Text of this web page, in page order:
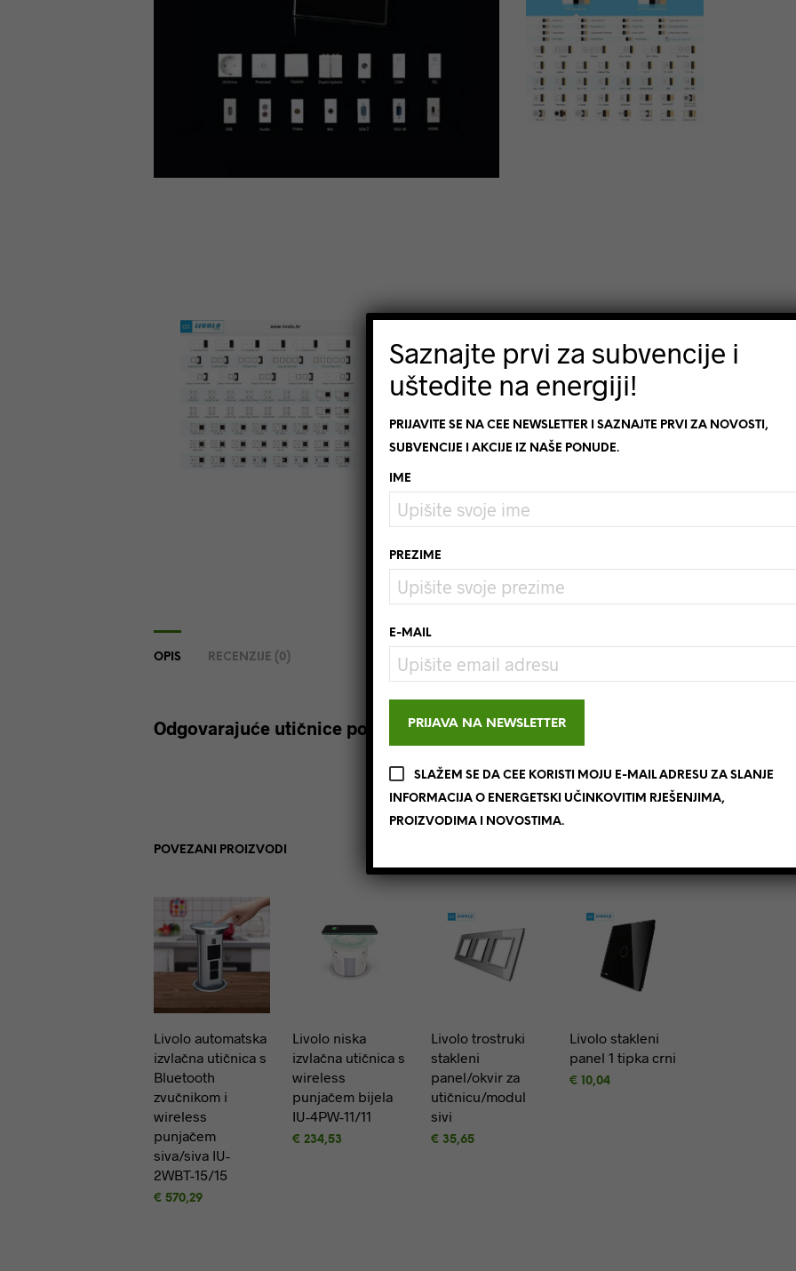
OPIS RECENZIJE (0)
Odgovarajuće utičnice potražite nalinku.
POVEZANI PROIZVODI
Livolo automatska
izvlačna utičnica s
Bluetooth
zvučnikom i
wireless
punjačem
siva/siva IU-
2WBT-15/15
€ 570,29
Livolo niska
izvlačna utičnica s
wireless
punjačem bijela
IU-4PW-11/11
€ 234,53
Livolo trostruki
stakleni
panel/okvir za
utičnicu/modul
sivi
€ 35,65
Livolo stakleni
panel 1 tipka crni
€ 10,04
Saznajte prvi za subvencije i
uštedite na energiji!
PRIJAVITE SE NA CEE NEWSLETTER I SAZNAJTE PRVI ZA NOVOSTI,
SUBVENCIJE I AKCIJE IZ NAŠE PONUDE.
IME
PREZIME
E-MAIL
SLAŽEM SE DA CEE KORISTI MOJU E-MAIL ADRESU ZA SLANJE
INFORMACIJA O ENERGETSKI UČINKOVITIM RJEŠENJIMA,
PROIZVODIMA I NOVOSTIMA.